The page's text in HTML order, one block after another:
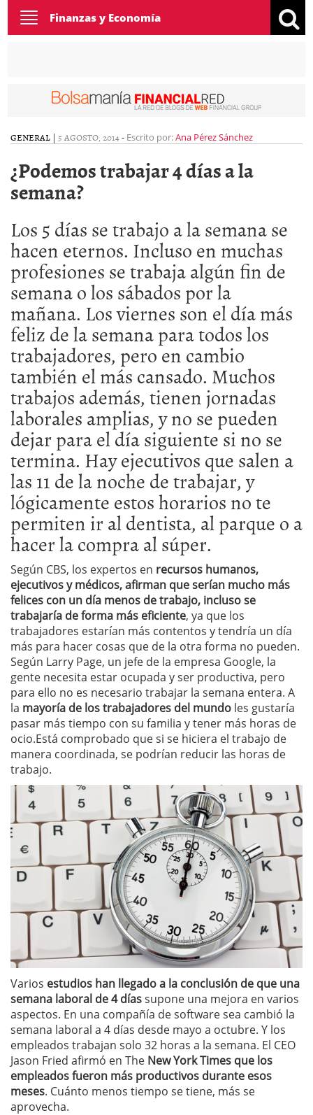
Toggle
navigation
Finanzas y Economía
GENERAL | 5 AGOSTO, 2014- Escrito por:Ana Pérez Sánchez
¿Podemos trabajar 4 días a la
semana?
Los 5 días se trabajo a la semana se
hacen eternos. Incluso en muchas
profesiones se trabaja algún fin de
semana o los sábados por la
mañana. Los viernes son el día más
feliz de la semana para todos los
trabajadores, pero en cambio
también el más cansado. Muchos
trabajos además, tienen jornadas
laborales amplias, y no se pueden
dejar para el día siguiente si no se
termina. Hay ejecutivos que salen a
las 11 de la noche de trabajar, y
lógicamente estos horarios no te
permiten ir al dentista, al parque o a
hacer la compra al súper.
Según CBS, los expertos en recursos humanos,
ejecutivos y médicos, afirman que serían mucho más
felices con un día menos de trabajo, incluso se
trabajaría de forma más eficiente, ya que los
trabajadores estarían más contentos y tendría un día
más para hacer cosas que de la otra forma no pueden.
Según Larry Page, un jefe de la empresa Google, la
gente necesita estar ocupada y ser productiva, pero
para ello no es necesario trabajar la semana entera. A
la mayoría de los trabajadores del mundo les gustaría
pasar más tiempo con su familia y tener más horas de
ocio.Está comprobado que si se hiciera el trabajo de
manera coordinada, se podrían reducir las horas de
trabajo.
Varios estudios han llegado a la conclusión de que una
semana laboral de 4 díassupone una mejora en varios
aspectos. En una compañía de software sea cambió la
semana laboral a 4 días desde mayo a octubre. Y los
empleados trabajan solo 32 horas a la semana. El CEO
Jason Fried afirmó en The New York Times que los
empleados fueron más productivos durante esos
meses. Cuánto menos tiempo se tiene, más se
aprovecha.